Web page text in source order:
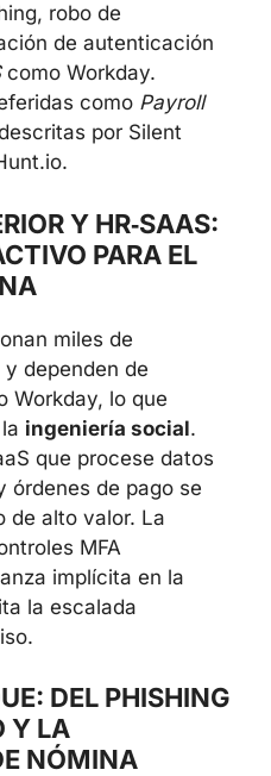
robo de
de autenticación
como Workday.
como Payroll
por Silent
Y HR‑SAAS:
PARA EL
miles de
dependen de
Workday, lo que
ingeniería social.
que procese datos
órdenes de pago se
de alto valor. La
MFA
implícita en la
la escalada
DEL PHISHING
Y LA
NÓMINA